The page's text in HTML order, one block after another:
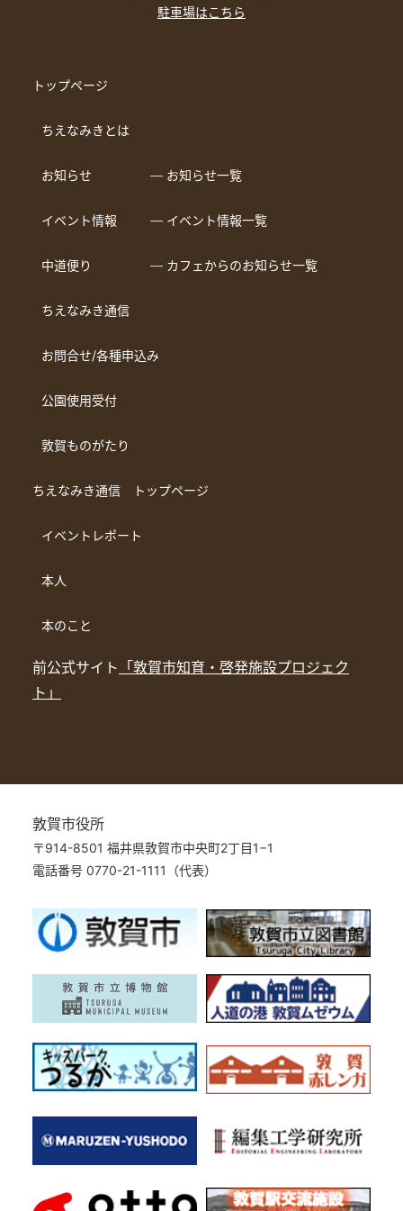
駐車場はこちら
トップページ
ちえなみきとは
お知らせ ― お知らせ一覧
イベント情報 ― イベント情報一覧
中道便り ― カフェからのお知らせ一覧
ちえなみき通信
お問合せ/各種申込み
公園使用受付
敦賀ものがたり
ちえなみき通信 トップページ
イベントレポート
本人
本のこと
前公式サイト 「敦賀市知育・啓発施設プロジェク
ト」
敦賀市役所
〒914-8501 福井県敦賀市中央町2丁目1−1
電話番号 0770-21-1111（代表）